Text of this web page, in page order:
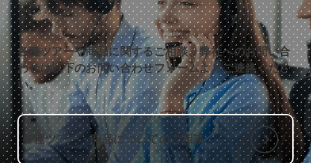
CONTACT
お問い合わせ
各種ツアーや商品に関するご相談、弊社へのお問い合
わせは以下のお問い合わせフォームよりご連絡くださ
い。
各種ツアー・商品についてのご相談